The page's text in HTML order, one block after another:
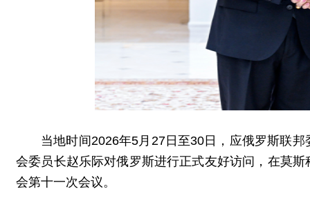
当地时间2026年5月27日至30日，应俄罗斯联
会委员长赵乐际对俄罗斯进行正式友好访问，在莫
会第十一次会议。